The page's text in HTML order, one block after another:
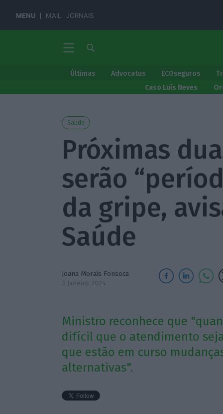
MENU MAIL JORNAIS
Últimas Advocatus ECOseguros
Caso Luís Neves
Saúde
Próximas
serão
da gripe,
Saúde
Joana Morais Fonseca
3 Janeiro 2024
Ministro reconhece que
difícil que o atendimento
que estão em curso
alternativas".